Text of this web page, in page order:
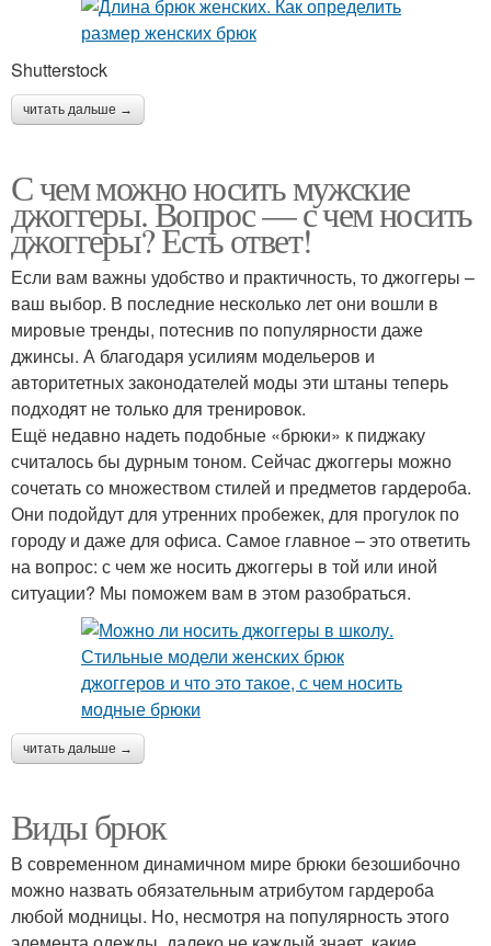
Shutterstock
читать дальше →
С чем можно носить мужские
джоггеры. Вопрос — с чем носить
джоггеры? Есть ответ!
Если вам важны удобство и практичность, то джоггеры –
ваш выбор. В последние несколько лет они вошли в
мировые тренды, потеснив по популярности даже
джинсы. А благодаря усилиям модельеров и
авторитетных законодателей моды эти штаны теперь
подходят не только для тренировок.
Ещё недавно надеть подобные «брюки» к пиджаку
считалось бы дурным тоном. Сейчас джоггеры можно
сочетать со множеством стилей и предметов гардероба.
Они подойдут для утренних пробежек, для прогулок по
городу и даже для офиса. Самое главное – это ответить
на вопрос: с чем же носить джоггеры в той или иной
ситуации? Мы поможем вам в этом разобраться.
читать дальше →
Виды брюк
В современном динамичном мире брюки безошибочно
можно назвать обязательным атрибутом гардероба
любой модницы. Но, несмотря на популярность этого